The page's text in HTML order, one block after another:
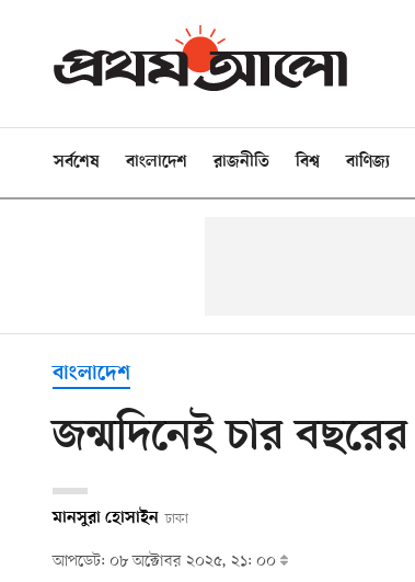
সর্বশেষ বাংলাদেশ রাজনীতি বিশ্ব বাণিজ্য
বাংলাদেশ
জন্মদিনেই চার
মানসুরা হোসাইন ঢাকা
আপডেট: ০৮ অক্টোবর ২০২৫, ২১: ০০